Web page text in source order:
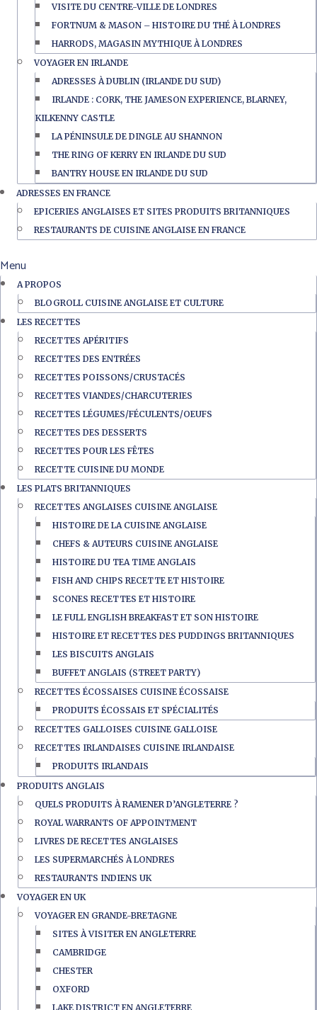
VISITE DU CENTRE-VILLE DE LONDRES
FORTNUM & MASON – HISTOIRE DU THÉ À LONDRES
HARRODS, MAGASIN MYTHIQUE À LONDRES
VOYAGER EN IRLANDE
ADRESSES À DUBLIN (IRLANDE DU SUD)
IRLANDE : CORK, THE JAMESON EXPERIENCE, BLARNEY,
KILKENNY CASTLE
LA PÉNINSULE DE DINGLE AU SHANNON
THE RING OF KERRY EN IRLANDE DU SUD
BANTRY HOUSE EN IRLANDE DU SUD
ADRESSES EN FRANCE
EPICERIES ANGLAISES ET SITES PRODUITS BRITANNIQUES
RESTAURANTS DE CUISINE ANGLAISE EN FRANCE
Menu
A PROPOS
BLOGROLL CUISINE ANGLAISE ET CULTURE
LES RECETTES
RECETTES APÉRITIFS
RECETTES DES ENTRÉES
RECETTES POISSONS/CRUSTACÉS
RECETTES VIANDES/CHARCUTERIES
RECETTES LÉGUMES/FÉCULENTS/OEUFS
RECETTES DES DESSERTS
RECETTES POUR LES FÊTES
RECETTE CUISINE DU MONDE
LES PLATS BRITANNIQUES
RECETTES ANGLAISES CUISINE ANGLAISE
HISTOIRE DE LA CUISINE ANGLAISE
CHEFS & AUTEURS CUISINE ANGLAISE
HISTOIRE DU TEA TIME ANGLAIS
FISH AND CHIPS RECETTE ET HISTOIRE
SCONES RECETTES ET HISTOIRE
LE FULL ENGLISH BREAKFAST ET SON HISTOIRE
HISTOIRE ET RECETTES DES PUDDINGS BRITANNIQUES
LES BISCUITS ANGLAIS
BUFFET ANGLAIS (STREET PARTY)
RECETTES ÉCOSSAISES CUISINE ÉCOSSAISE
PRODUITS ÉCOSSAIS ET SPÉCIALITÉS
RECETTES GALLOISES CUISINE GALLOISE
RECETTES IRLANDAISES CUISINE IRLANDAISE
PRODUITS IRLANDAIS
PRODUITS ANGLAIS
QUELS PRODUITS À RAMENER D’ANGLETERRE ?
ROYAL WARRANTS OF APPOINTMENT
LIVRES DE RECETTES ANGLAISES
LES SUPERMARCHÉS À LONDRES
RESTAURANTS INDIENS UK
VOYAGER EN UK
VOYAGER EN GRANDE-BRETAGNE
SITES À VISITER EN ANGLETERRE
CAMBRIDGE
CHESTER
OXFORD
LAKE DISTRICT EN ANGLETERRE